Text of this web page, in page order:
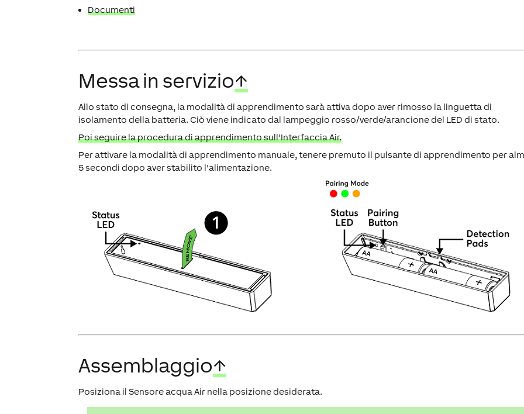
Documenti
Messa in servizio↑
Allo stato di consegna, la modalità di apprendimento sarà attiva dopo aver rimosso la linguetta di
isolamento della batteria. Ciò viene indicato dal lampeggio rosso/verde/arancione del LED di stato.
Poi seguire la procedura di apprendimento sull'Interfaccia Air.
Per attivare la modalità di apprendimento manuale, tenere premuto il pulsante di apprendimento per
5 secondi dopo aver stabilito l'alimentazione.
Assemblaggio↑
Posiziona il Sensore acqua Air nella posizione desiderata.